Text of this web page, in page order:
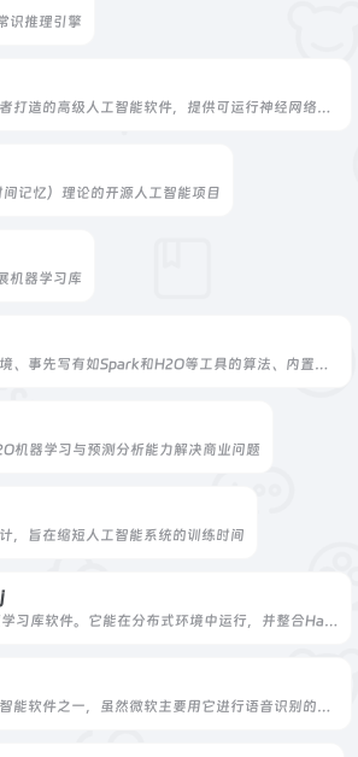
识推理引擎
为研究人员和开发者打造的高级人工智能软件，提供可运行神经网络的C++编程库
记忆）理论的开源人工智能项目
机器学习库
可扩展算法编程环境、事先写有如Spark和H2O等工具的算法、内置名为“Samsara”的矢量运算环境
机器学习与预测分析能力解决商业问题
，旨在缩短人工智能系统的训练时间
一款JVM开源深度学习库软件。它能在分布式环境中运行，并整合Hadoop与Apache Spark
微软旗下开源人工智能软件之一，虽然微软主要用它进行语音识别的研究，但它还可以进行机器翻译、图像识别、图像抓取、文本处理、语言识别与语言建模等工作